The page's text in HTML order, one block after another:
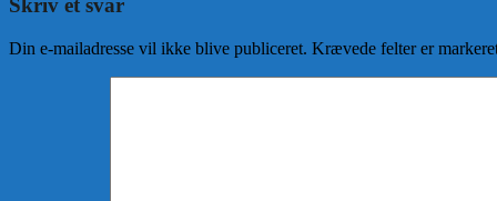
Skriv et svar
Din e-mailadresse vil ikke blive publiceret. Krævede felter er